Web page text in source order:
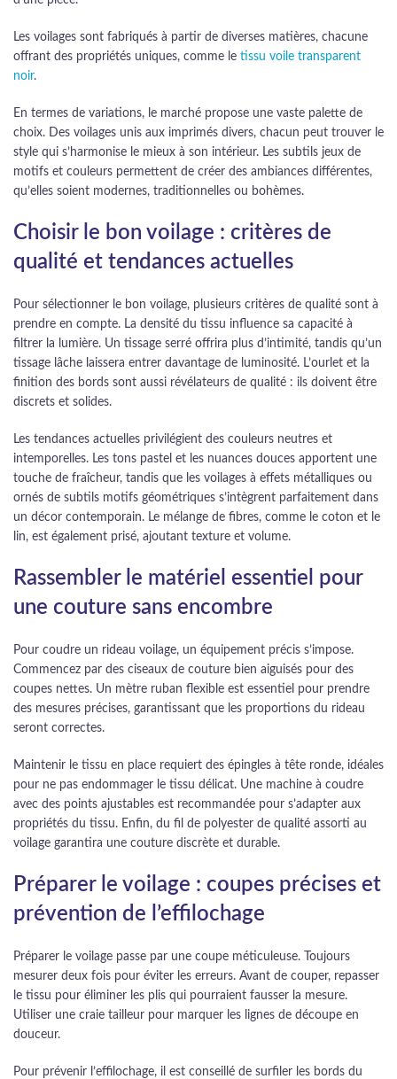
Les voilages sont fabriqués à partir de diverses matières, chacune
offrant des propriétés uniques, comme le tissu voile transparent
noir.
En termes de variations, le marché propose une vaste palette de
choix. Des voilages unis aux imprimés divers, chacun peut trouver le
style qui s’harmonise le mieux à son intérieur. Les subtils jeux de
motifs et couleurs permettent de créer des ambiances différentes,
qu’elles soient modernes, traditionnelles ou bohèmes.
Choisir le bon voilage : critères de
qualité et tendances actuelles
Pour sélectionner le bon voilage, plusieurs critères de qualité sont à
prendre en compte. La densité du tissu influence sa capacité à
filtrer la lumière. Un tissage serré offrira plus d’intimité, tandis qu’un
tissage lâche laissera entrer davantage de luminosité. L’ourlet et la
finition des bords sont aussi révélateurs de qualité : ils doivent être
discrets et solides.
Les tendances actuelles privilégient des couleurs neutres et
intemporelles. Les tons pastel et les nuances douces apportent une
touche de fraîcheur, tandis que les voilages à effets métalliques ou
ornés de subtils motifs géométriques s’intègrent parfaitement dans
un décor contemporain. Le mélange de fibres, comme le coton et le
lin, est également prisé, ajoutant texture et volume.
Rassembler le matériel essentiel pour
une couture sans encombre
Pour coudre un rideau voilage, un équipement précis s’impose.
Commencez par des ciseaux de couture bien aiguisés pour des
coupes nettes. Un mètre ruban flexible est essentiel pour prendre
des mesures précises, garantissant que les proportions du rideau
seront correctes.
Maintenir le tissu en place requiert des épingles à tête ronde, idéales
pour ne pas endommager le tissu délicat. Une machine à coudre
avec des points ajustables est recommandée pour s’adapter aux
propriétés du tissu. Enfin, du fil de polyester de qualité assorti au
voilage garantira une couture discrète et durable.
Préparer le voilage : coupes précises et
prévention de l’effilochage
Préparer le voilage passe par une coupe méticuleuse. Toujours
mesurer deux fois pour éviter les erreurs. Avant de couper, repasser
le tissu pour éliminer les plis qui pourraient fausser la mesure.
Utiliser une craie tailleur pour marquer les lignes de découpe en
douceur.
Pour prévenir l’effilochage, il est conseillé de surfiler les bords du